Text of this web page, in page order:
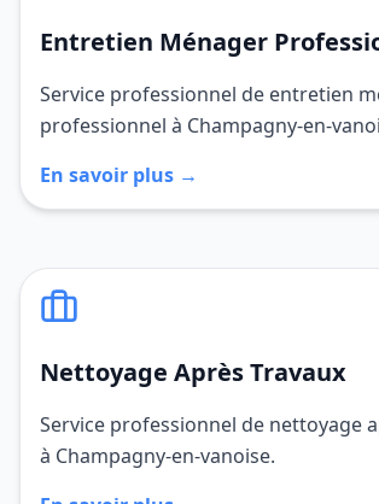
Entretien Ménager
Service professionnel de entretien
professionnel à Champagny-en-
En savoir plus →
Nettoyage Après Travaux
Service professionnel de nettoyage
à Champagny-en-vanoise.